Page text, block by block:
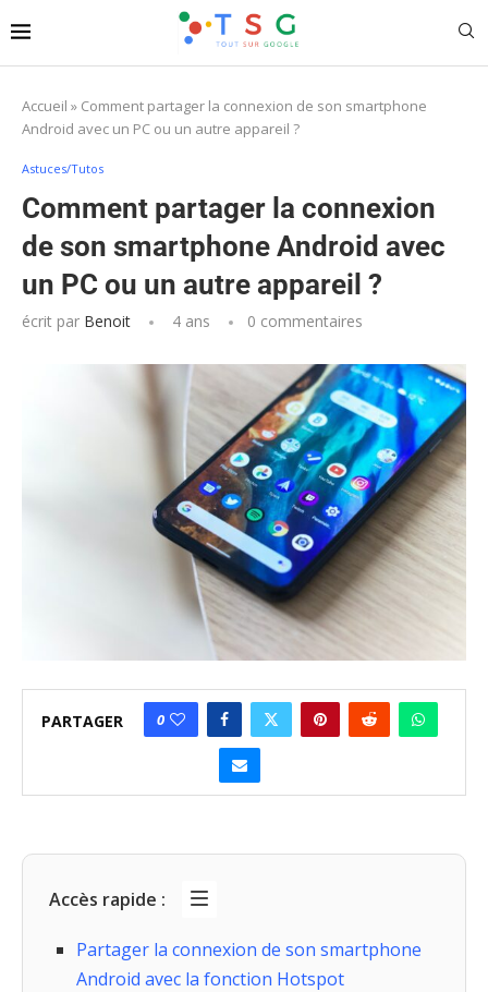
Accueil » Comment partager la connexion de son smartphone
Android avec un PC ou un autre appareil ?
Astuces/Tutos
Comment partager la connexion
de son smartphone Android avec
un PC ou un autre appareil ?
écrit par Benoit 4 ans 0 commentaires
PARTAGER 0
Accès rapide :
Partager la connexion de son smartphone
Android avec la fonction Hotspot